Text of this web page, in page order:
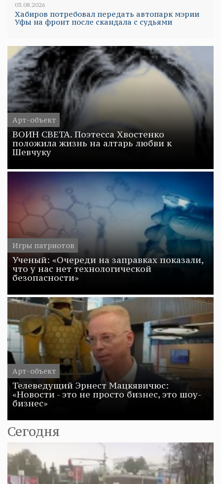
03.08.2026
Хабиров потребовал передать автопарк мэрии
Уфы на фронт после скандала с судьями
Арт-объект
ВОИН СВЕТА. Поэтесса Хвостенко
положила жизнь на алтарь любви к
Шевчуку
Игры патриотов
Ученый: «Очереди на заправках показали,
что у нас нет технологической
безопасности»
Арт-объект
Телеведущий Эрнест Мацкявичюс:
«Новости - это не просто бизнес, это шоу-
бизнес»
Сегодня